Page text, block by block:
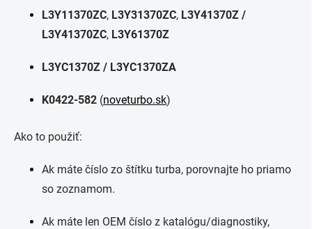
L3Y11370ZC, L3Y31370ZC, L3Y41370Z /
L3Y41370ZC, L3Y61370Z
L3YC1370Z / L3YC1370ZA
K0422-582 (noveturbo.sk)
Ako to použiť:
Ak máte číslo zo štítku turba, porovnajte ho priamo
so zoznamom.
Ak máte len OEM číslo z katalógu/diagnostiky,